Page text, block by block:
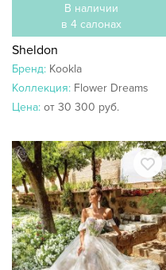
В наличии
в 4 салонах
Sheldon
Бренд: Kookla
Коллекция: Flower Dreams
Цена: от 30 300 руб.